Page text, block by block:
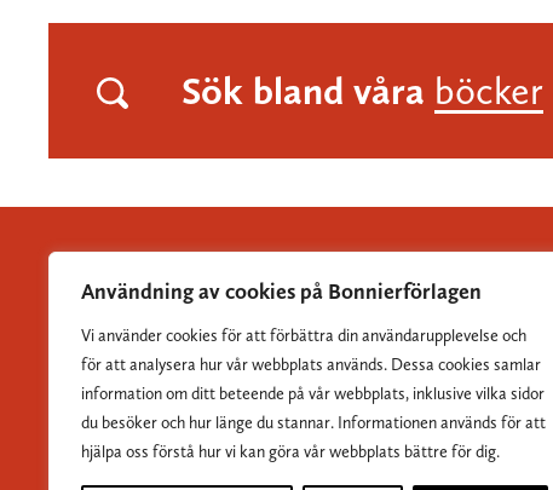
Användning av cookies på Bonnierförlagen
Vi använder cookies för att förbättra din användarupplevelse och
för att analysera hur vår webbplats används. Dessa cookies samlar
information om ditt beteende på vår webbplats, inklusive vilka sidor
du besöker och hur länge du stannar. Informationen används för att
hjälpa oss förstå hur vi kan göra vår webbplats bättre för dig.
Sök bland våra böcker
Albert Bonniers Förlag grundades 1837 och är Sveriges
största skönlitterära förlag.